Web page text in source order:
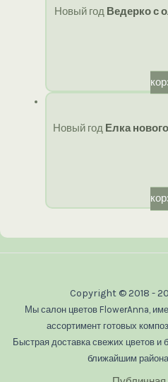
Новый год Ведерко с
Новый год Елка
Copyright © 2018 -
Мы салон цветов FlowerAnna,
ассортимент готовых
Быстрая доставка свежих цветов
ближайшим